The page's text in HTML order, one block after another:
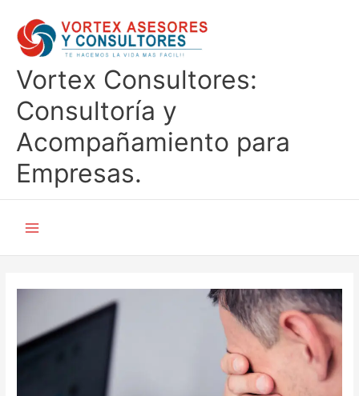
contenido
Vortex Consultores:
Consultoría y
Acompañamiento para
Empresas.